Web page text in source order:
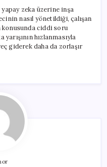
yapay zeka üzerine inşa
nasıl yönetildiği, çalışan
konusunda ciddi soru
hızlanmasıyla
giderek daha da zorlaşır